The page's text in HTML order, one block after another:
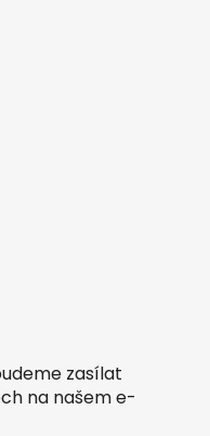
zasílat
na našem e-